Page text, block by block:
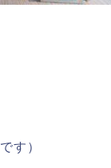
す）